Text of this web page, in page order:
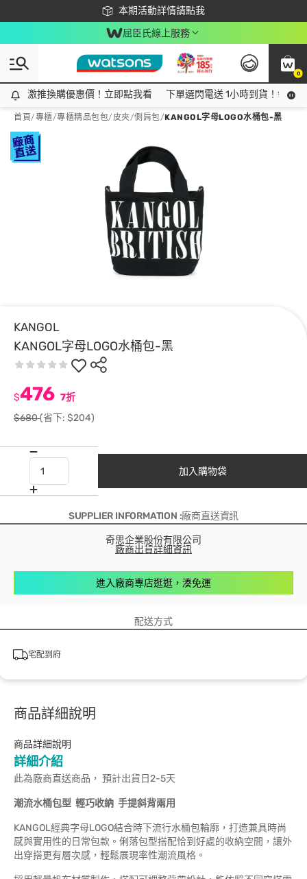
本期活動詳情請點我
下載app最高回饋$350
屈臣氏線上服務
0
激推換購優惠價！立即點我看
激推換購優惠價！立即點我看 下單選閃電送 1小時到貨！領神
首頁/專櫃/專櫃精品包包/皮夾/側肩包/KANGOL字母LOGO水桶包-黑
KANGOL
KANGOL字母LOGO水桶包-黑
$476 7折
$680(省下: $204)
加入購物袋
SUPPLIER INFORMATION :廠商直送資訊
奇思企業股份有限公司
廠商出貨詳細資訊
進入廠商專店逛逛，湊免運
配送方式
宅配到府
商品詳細說明
商品詳細說明
詳細介紹
此為廠商直送商品， 預計出貨日2-5天
潮流水桶包型 輕巧收納 手提斜背兩用
KANGOL經典字母LOGO結合時下流行水桶包輪廓，打造兼具時尚
感與實用性的日常包款。俐落包型搭配恰到好處的收納空間，讓外
出穿搭更有層次感，輕鬆展現率性潮流風格。